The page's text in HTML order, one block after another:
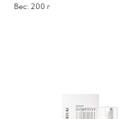
Вес: 200 г